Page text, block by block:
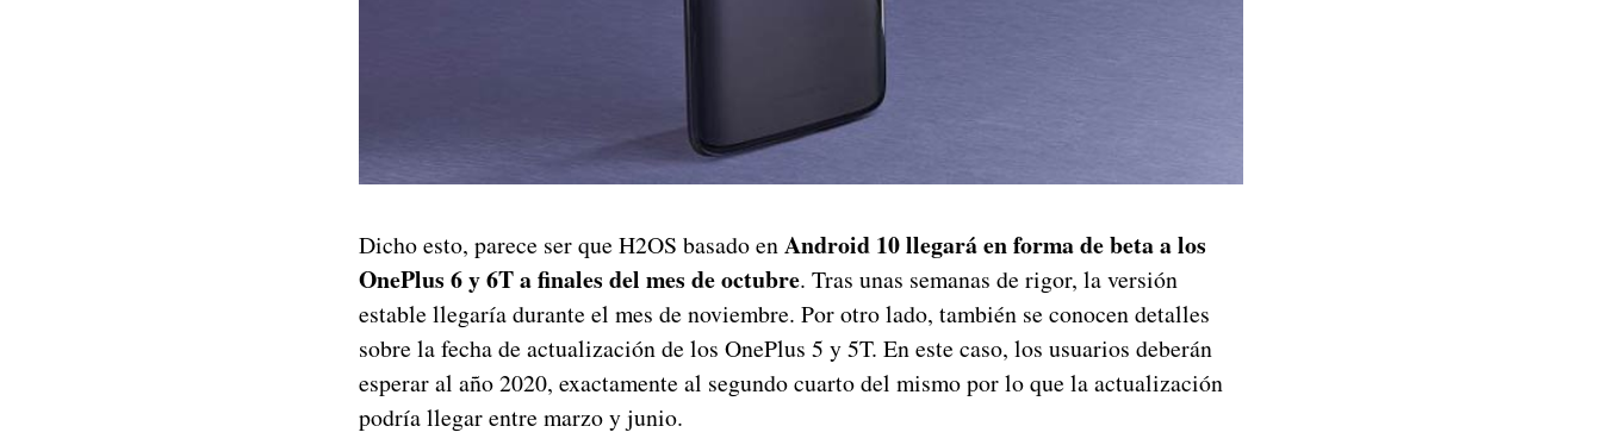
Dicho esto, parece ser que H2OS basado enAndroid 10 llegará en forma de beta a los
OnePlus 6 y 6T a finales del mes de octubre. Tras unas semanas de rigor, la versión
estable llegaría durante el mes de noviembre. Por otro lado, también se conocen detalles
sobre la fecha de actualización de los OnePlus 5 y 5T. En este caso, los usuarios deberán
esperar al año 2020, exactamente al segundo cuarto del mismo por lo que la actualización
podría llegar entre marzo y junio.